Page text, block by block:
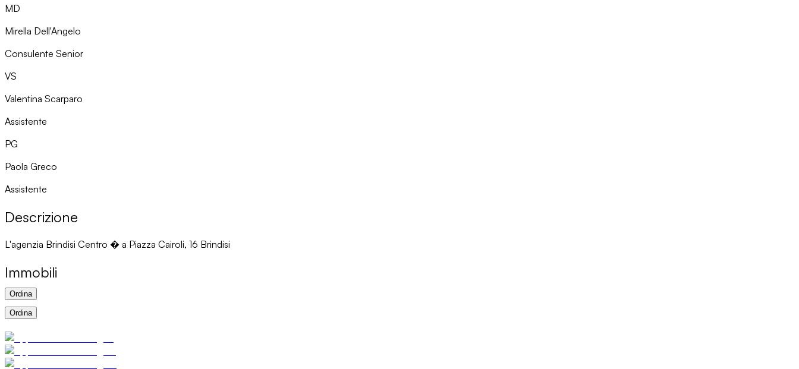
MD
Mirella Dell'Angelo
Consulente Senior
VS
Valentina Scarparo
Assistente
PG
Paola Greco
Assistente
Descrizione
L'agenzia Brindisi Centro � a Piazza Cairoli, 16 Brindisi
Immobili
Ordina
Ordina